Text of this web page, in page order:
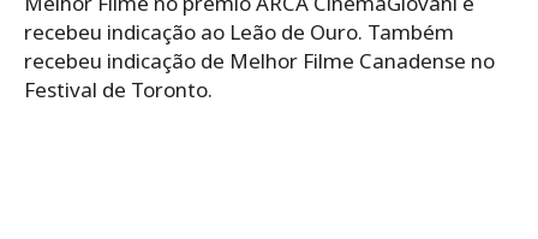
recebeu indicação ao Leão de Ouro. Também
recebeu indicação de Melhor Filme Canadense no
Festival de Toronto.